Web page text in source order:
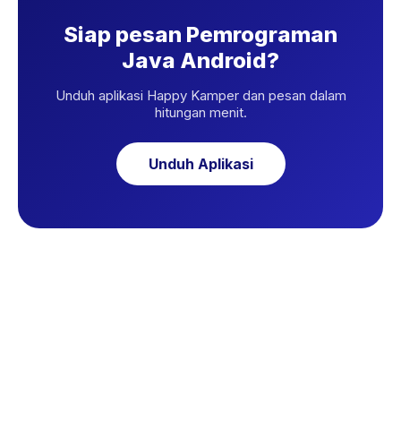
Siap pesan Pemrograman
Java Android?
Unduh aplikasi Happy Kamper dan pesan dalam
hitungan menit.
Unduh Aplikasi